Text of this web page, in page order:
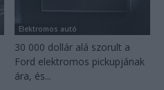
Elektromos autó
30 000 dollár alá szorult a
Ford elektromos pickupjának
ára, és...